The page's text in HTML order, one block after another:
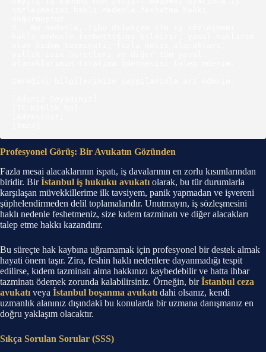
Profesyonel Görüş: Bir Avukatın Gözünden
Fazla mesai alacaklarının ispatı, iş davalarının en zorlu kısımlarından
biridir. Birİstanbul iş hukuku avukatı olarak, bu tür durumlarla
karşılaşan müvekkillerime ilk tavsiyem, panik yapmadan ve işvereni
şüphelendirmeden delil toplamalarıdır. Unutmayın, iş sözleşmesini
haklı nedenle feshetmeniz, size kıdem tazminatı ve diğer alacakları
talep etme hakkı kazandırır.
Bu süreçte hak kaybına uğramamak için profesyonel bir destek almak
hayati önem taşır. Zira, feshin haklı nedenlere dayanmadığı tespit
edilirse, kıdem tazminatı alma hakkınızı kaybedebilir ve hatta ihbar
tazminatı ödemek zorunda kalabilirsiniz. Örneğin, birİstanbul ceza
avukatı veya İstanbul boşanma avukatı dahi olsanız, kendi
uzmanlık alanınız dışındaki bu konularda bir uzmana danışmanız en
doğru yaklaşım olacaktır.
Sıkça Sorulan Sorular (SSS)